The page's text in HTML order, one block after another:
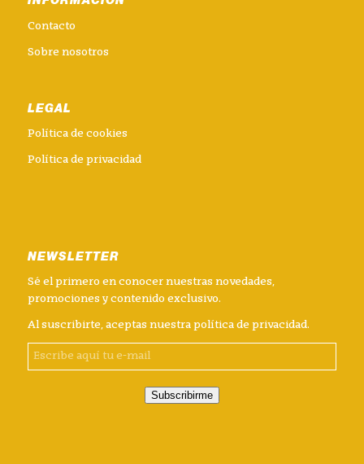
Contacto
Sobre nosotros
LEGAL
Política de cookies
Política de privacidad
NEWSLETTER
Sé el primero en conocer nuestras novedades,
promociones y contenido exclusivo.
Al suscribirte, aceptas nuestra política de privacidad.
Subscribirme